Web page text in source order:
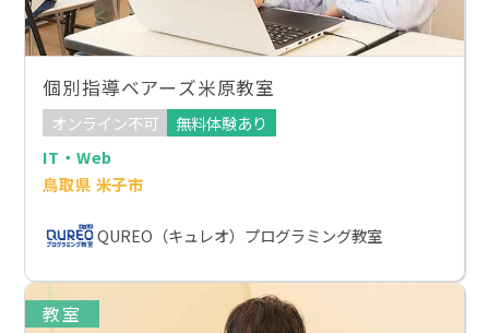
個別指導ベアーズ米原教室
オンライン不可
無料体験あり
IT・Web
鳥取県 米子市
QUREO（キュレオ）プログラミング教室
教室